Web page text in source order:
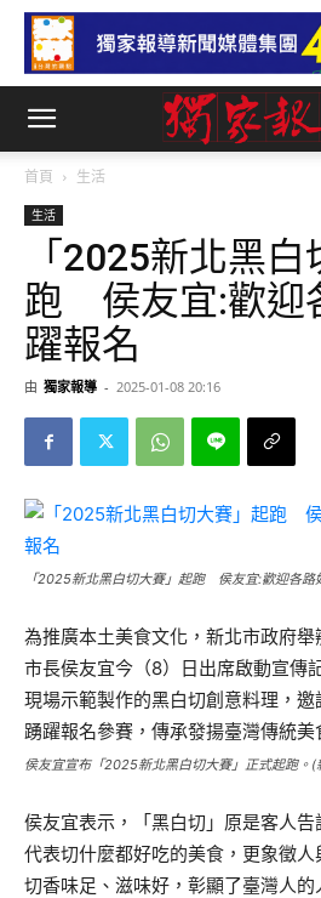
首頁 生活
生活
「2025新北黑
跑 侯友宜:歡迎
躍報名
由 獨家報導 - 2025-01-08 20:16
「2025新北黑白切大賽」起跑 侯友宜:歡迎各路
為推廣本土美食文化，新北市政府舉
市長侯友宜今（8）日出席啟動宣傳
現場示範製作的黑白切創意料理，
踴躍報名參賽，傳承發揚臺灣傳統美
侯友宜宣布「2025新北黑白切大賽」正式起跑。(
侯友宜表示，「黑白切」原是客人
代表切什麼都好吃的美食，更象徵
切香味足、滋味好，彰顯了臺灣人